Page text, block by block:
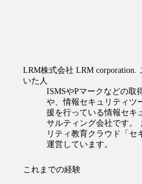
LRM株式会社 LRM corporation.
いた人
ISMSやPマークなどの取
や、情報セキュリティツ
援を行っている情報セキ
サルティング会社です。
リティ教育クラウド「セ
運営しています。
これまでの経験